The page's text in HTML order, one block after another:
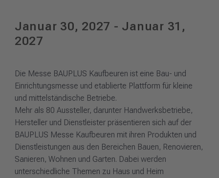
Januar 30, 2027 - Januar 31,
2027
Die Messe BAUPLUS Kaufbeuren ist eine Bau- und
Einrichtungsmesse und etablierte Plattform für kleine
und mittelständische Betriebe.
Mehr als 80 Aussteller, darunter Handwerksbetriebe,
Hersteller und Dienstleister präsentieren sich auf der
BAUPLUS Messe Kaufbeuren mit ihren Produkten und
Dienstleistungen aus den Bereichen Bauen, Renovieren,
Sanieren, Wohnen und Garten. Dabei werden
unterschiedliche Themen zu Haus und Heim